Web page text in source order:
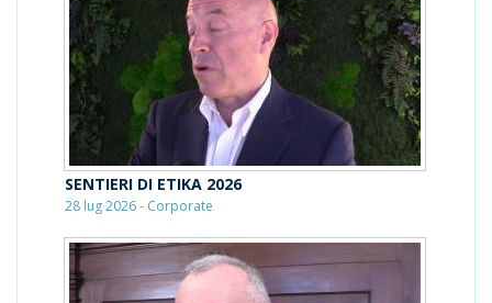
SENTIERI DI ETIKA 2026
28 lug 2026 - Corporate